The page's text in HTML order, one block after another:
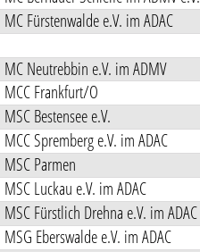
MC Fürstenwalde e.V. im ADAC
MC Neutrebbin e.V. im ADMV
MCC Frankfurt/O
MSC Bestensee e.V.
MCC Spremberg e.V. im ADAC
MSC Parmen
MSC Luckau e.V. im ADAC
MSC Fürstlich Drehna e.V. im ADAC
MSG Eberswalde e.V. im ADAC